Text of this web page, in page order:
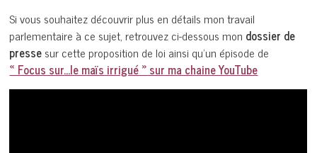
Si vous souhaitez découvrir plus en détails mon travail
parlementaire à ce sujet, retrouvez ci-dessous mon dossier de
pressesur cette proposition de loi ainsi qu’un épisode de
« Focus sur…le maïs irrigué » sur ma chaine YouTube